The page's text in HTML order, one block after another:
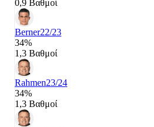
0,9 Βαθμοί
Berner22/23
34%
1,3 Βαθμοί
Rahmen23/24
34%
1,3 Βαθμοί